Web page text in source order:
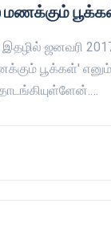
ஜனவரி
பூக்கள்'